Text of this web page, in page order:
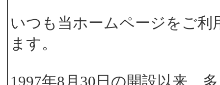
いつも当ホームページをご
ます。
1997年8月30日の開設以来、